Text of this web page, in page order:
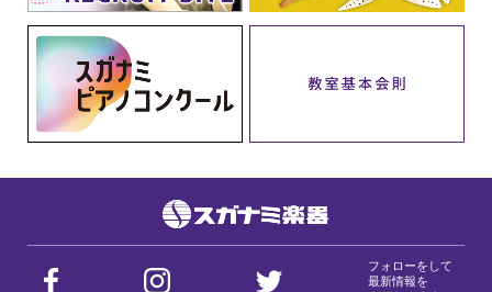
フォローをして
最新情報を